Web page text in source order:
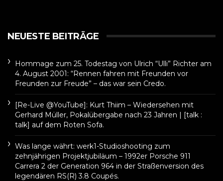
NEUESTE BEITRÄGE
Hommage zum 25. Todestag von Ulrich “Ulli” Richter am
4. August 2001: “Rennen fahren mit Freunden vor
Freunden zur Freude” – das war sein Credo.
[Re-Live @YouTube]: Kurt Thiim – Wiedersehen mit
Gerhard Müller, Pokalübergabe nach 23 Jahren | [talk :
talk] auf dem Roten Sofa.
Was lange währt: werk1-Studioshooting zum
zehnjährigen Projektjubiläum – 1992er Porsche 911
Carrera 2 der Generation 964 in der Straßenversion des
legendären RS(R) 3.8 Coupés.